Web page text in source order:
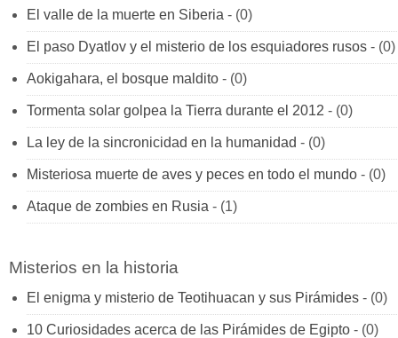
El valle de la muerte en Siberia - (0)
El paso Dyatlov y el misterio de los esquiadores rusos - (0)
Aokigahara, el bosque maldito - (0)
Tormenta solar golpea la Tierra durante el 2012 - (0)
La ley de la sincronicidad en la humanidad - (0)
Misteriosa muerte de aves y peces en todo el mundo - (0)
Ataque de zombies en Rusia - (1)
Misterios en la historia
El enigma y misterio de Teotihuacan y sus Pirámides - (0)
10 Curiosidades acerca de las Pirámides de Egipto - (0)